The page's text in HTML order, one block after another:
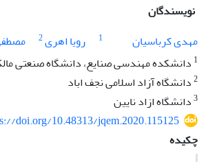
نویسندگان
مهدی کرباسیان
1 رویا اهری2
1 دانشکده مهندسی صنایع، دانشگاه صنعتی
2دانشگاه آزاد اسلامی نجف اباد
3دانشگاه ازاد نایین
doi.org/10.48313/jqem.2020.115125
چکیده